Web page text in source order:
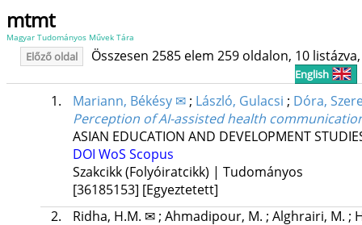
mtmt
Magyar Tudományos Művek Tára
Előző oldal Összesen 2585 elem 259 oldalon, 10
English
1. Mariann, Békésy ✉; László, Gulacsi ; Dóra,
Perception of AI-assisted health
ASIAN EDUCATION AND DEVELOPMENT
DOI WoS Scopus
Szakcikk (Folyóiratcikk) | Tudományos
[36185153] [Egyeztetett]
2.
Ridha, H.M. ✉; Ahmadipour, M. ; Alghrairi, M. ;